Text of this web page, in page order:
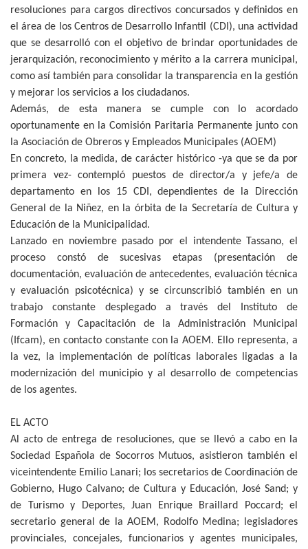
resoluciones para cargos directivos concursados y definidos en
el área de los Centros de Desarrollo Infantil (CDI), una actividad
que se desarrolló con el objetivo de brindar oportunidades de
jerarquización, reconocimiento y mérito a la carrera municipal,
como así también para consolidar la transparencia en la gestión
y mejorar los servicios a los ciudadanos.
Además, de esta manera se cumple con lo acordado
oportunamente en la Comisión Paritaria Permanente junto con
la Asociación de Obreros y Empleados Municipales (AOEM)
En concreto, la medida, de carácter histórico -ya que se da por
primera vez- contempló puestos de director/a y jefe/a de
departamento en los 15 CDI, dependientes de la Dirección
General de la Niñez, en la órbita de la Secretaría de Cultura y
Educación de la Municipalidad.
Lanzado en noviembre pasado por el intendente Tassano, el
proceso constó de sucesivas etapas (presentación de
documentación, evaluación de antecedentes, evaluación técnica
y evaluación psicotécnica) y se circunscribió también en un
trabajo constante desplegado a través del Instituto de
Formación y Capacitación de la Administración Municipal
(Ifcam), en contacto constante con la AOEM. Ello representa, a
la vez, la implementación de políticas laborales ligadas a la
modernización del municipio y al desarrollo de competencias
de los agentes.
EL ACTO
Al acto de entrega de resoluciones, que se llevó a cabo en la
Sociedad Española de Socorros Mutuos, asistieron también el
viceintendente Emilio Lanari; los secretarios de Coordinación de
Gobierno, Hugo Calvano; de Cultura y Educación, José Sand; y
de Turismo y Deportes, Juan Enrique Braillard Poccard; el
secretario general de la AOEM, Rodolfo Medina; legisladores
provinciales, concejales, funcionarios y agentes municipales,